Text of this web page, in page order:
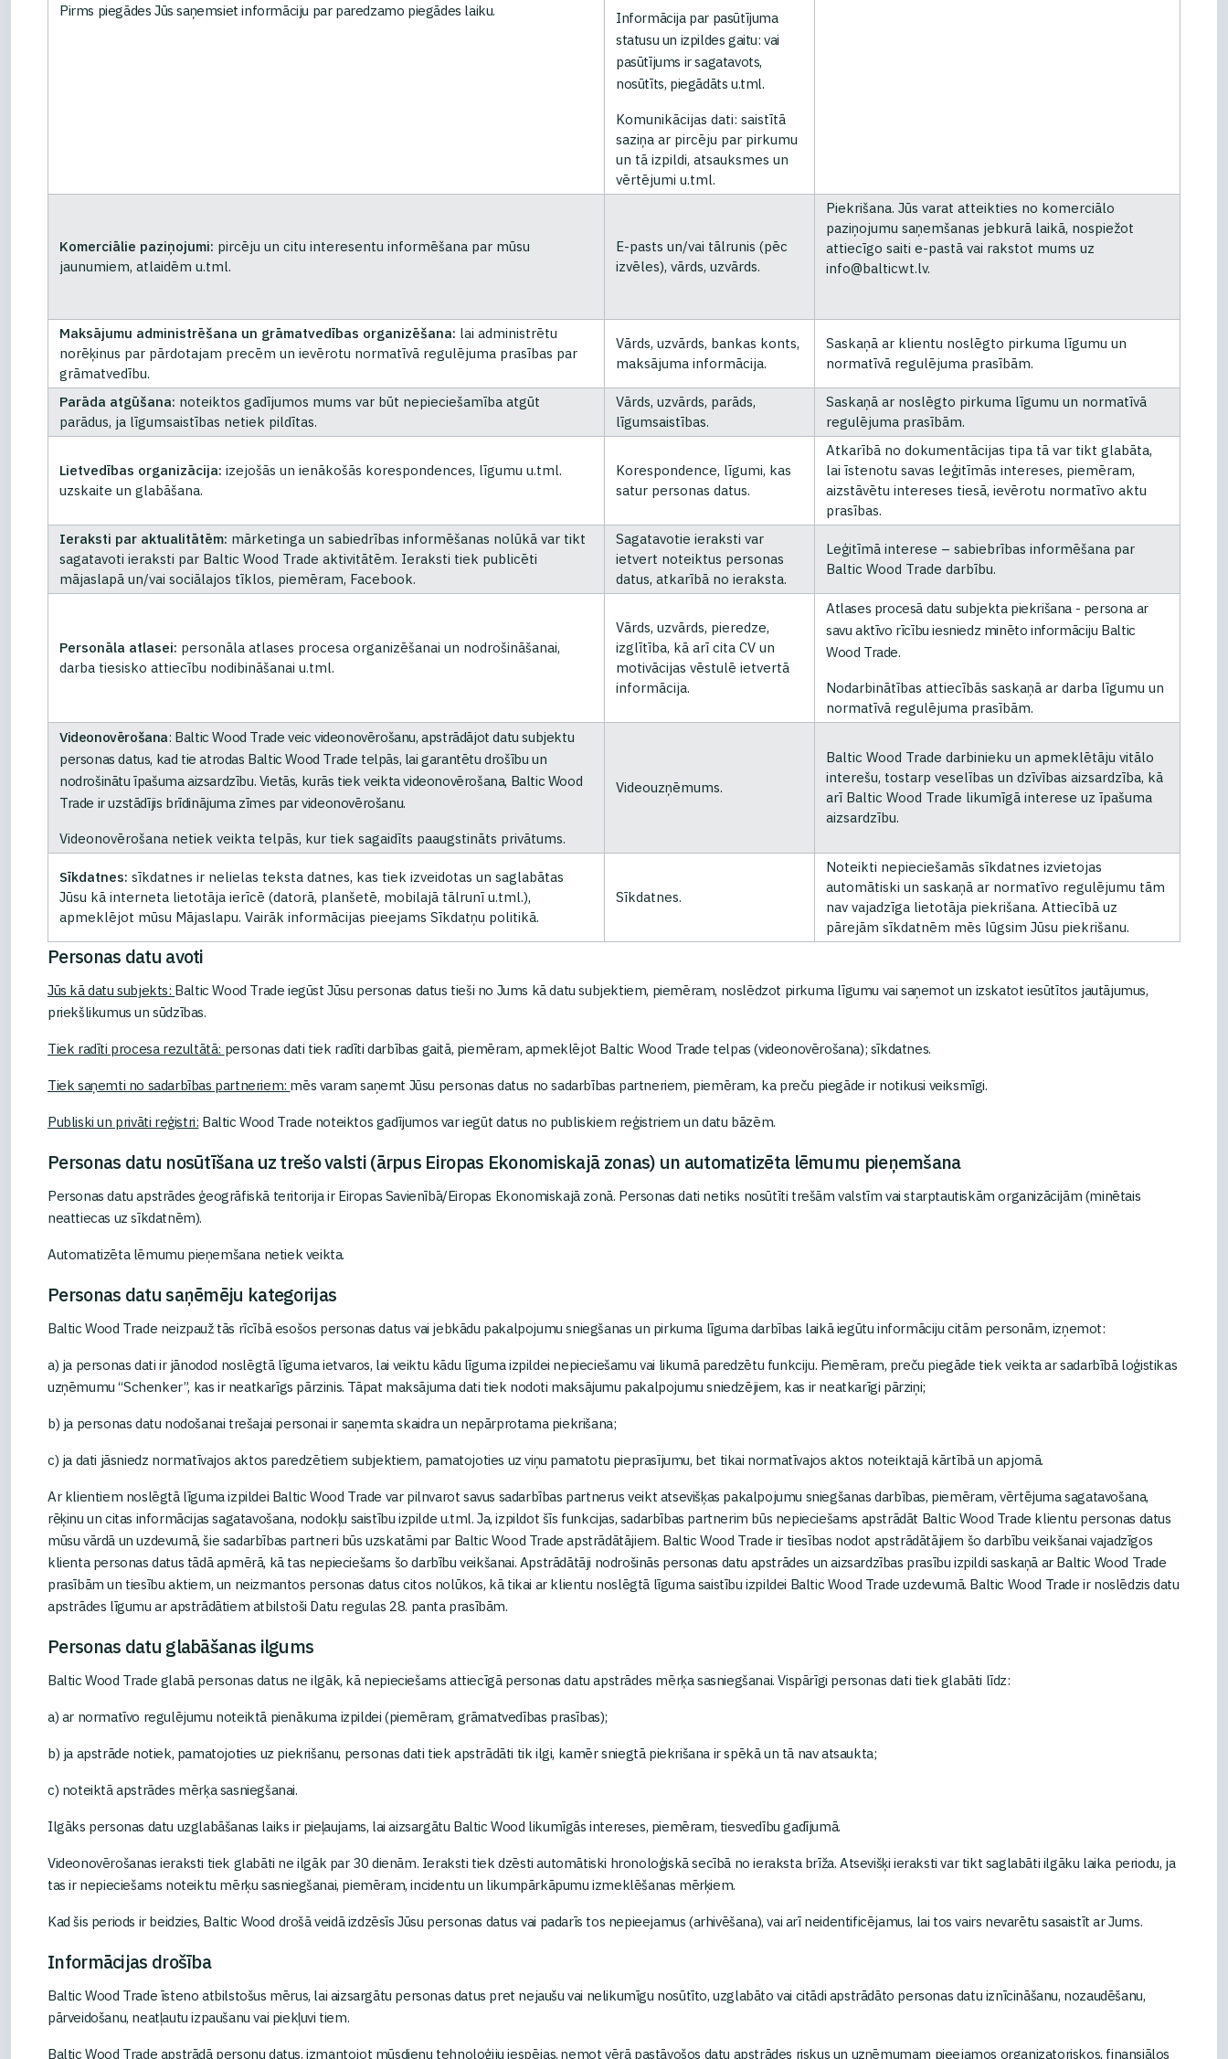
Pirms piegādes Jūs saņemsiet informāciju par paredzamo piegādes laiku.
Informācija par pasūtījuma
statusu un izpildes gaitu: vai
pasūtījums ir sagatavots,
nosūtīts, piegādāts u.tml.
Komunikācijas dati: saistītā
saziņa ar pircēju par pirkumu
un tā izpildi, atsauksmes un
vērtējumi u.tml.
Komerciālie paziņojumi: pircēju un citu interesentu informēšana par mūsu
jaunumiem, atlaidēm u.tml.
E-pasts un/vai tālrunis (pēc
izvēles), vārds, uzvārds.
Piekrišana. Jūs varat atteikties no komerciālo
paziņojumu saņemšanas jebkurā laikā, nospiežot
attiecīgo saiti e-pastā vai rakstot mums uz
info@balticwt.lv.
Maksājumu administrēšana un grāmatvedības organizēšana: lai administrētu
norēķinus par pārdotajam precēm un ievērotu normatīvā regulējuma prasības par
grāmatvedību.
Vārds, uzvārds, bankas konts,
maksājuma informācija.
Saskaņā ar klientu noslēgto pirkuma līgumu un
normatīvā regulējuma prasībām.
Parāda atgūšana: noteiktos gadījumos mums var būt nepieciešamība atgūt
parādus, ja līgumsaistības netiek pildītas.
Vārds, uzvārds, parāds,
līgumsaistības.
Saskaņā ar noslēgto pirkuma līgumu un normatīvā
regulējuma prasībām.
Lietvedības organizācija: izejošās un ienākošās korespondences, līgumu u.tml.
uzskaite un glabāšana.
Korespondence, līgumi, kas
satur personas datus.
Atkarībā no dokumentācijas tipa tā var tikt glabāta,
lai īstenotu savas leģitīmās intereses, piemēram,
aizstāvētu intereses tiesā, ievērotu normatīvo aktu
prasības.
Ieraksti par aktualitātēm: mārketinga un sabiedrības informēšanas nolūkā var tikt
sagatavoti ieraksti par Baltic Wood Trade aktivitātēm. Ieraksti tiek publicēti
mājaslapā un/vai sociālajos tīklos, piemēram, Facebook.
Sagatavotie ieraksti var
ietvert noteiktus personas
datus, atkarībā no ieraksta.
Leģitīmā interese – sabiebrības informēšana par
Baltic Wood Trade darbību.
Personāla atlasei: personāla atlases procesa organizēšanai un nodrošināšanai,
darba tiesisko attiecību nodibināšanai u.tml.
Vārds, uzvārds, pieredze,
izglītība, kā arī cita CV un
motivācijas vēstulē ietvertā
informācija.
Atlases procesā datu subjekta piekrišana - persona ar
savu aktīvo rīcību iesniedz minēto informāciju Baltic
Wood Trade.
Nodarbinātības attiecībās saskaņā ar darba līgumu un
normatīvā regulējuma prasībām.
Videonovērošana: Baltic Wood Trade veic videonovērošanu, apstrādājot datu subjektu
personas datus, kad tie atrodas Baltic Wood Trade telpās, lai garantētu drošību un
nodrošinātu īpašuma aizsardzību. Vietās, kurās tiek veikta videonovērošana, Baltic Wood
Trade ir uzstādījis brīdinājuma zīmes par videonovērošanu.
Videonovērošana netiek veikta telpās, kur tiek sagaidīts paaugstināts privātums.
Videouzņēmums.
Baltic Wood Trade darbinieku un apmeklētāju vitālo
interešu, tostarp veselības un dzīvības aizsardzība, kā
arī Baltic Wood Trade likumīgā interese uz īpašuma
aizsardzību.
Sīkdatnes: sīkdatnes ir nelielas teksta datnes, kas tiek izveidotas un saglabātas
Jūsu kā interneta lietotāja ierīcē (datorā, planšetē, mobilajā tālrunī u.tml.),
apmeklējot mūsu Mājaslapu. Vairāk informācijas pieejams Sīkdatņu politikā.
Sīkdatnes.
Noteikti nepieciešamās sīkdatnes izvietojas
automātiski un saskaņā ar normatīvo regulējumu tām
nav vajadzīga lietotāja piekrišana. Attiecībā uz
pārejām sīkdatnēm mēs lūgsim Jūsu piekrišanu.
Personas datu avoti
Jūs kā datu subjekts: Baltic Wood Trade iegūst Jūsu personas datus tieši no Jums kā datu subjektiem, piemēram, noslēdzot pirkuma līgumu vai saņemot un izskatot iesūtītos jautājumus,
priekšlikumus un sūdzības.
Tiek radīti procesa rezultātā: personas dati tiek radīti darbības gaitā, piemēram, apmeklējot Baltic Wood Trade telpas (videonovērošana); sīkdatnes.
Tiek saņemti no sadarbības partneriem: mēs varam saņemt Jūsu personas datus no sadarbības partneriem, piemēram, ka preču piegāde ir notikusi veiksmīgi.
Publiski un privāti reģistri: Baltic Wood Trade noteiktos gadījumos var iegūt datus no publiskiem reģistriem un datu bāzēm.
Personas datu nosūtīšana uz trešo valsti (ārpus Eiropas Ekonomiskajā zonas) un automatizēta lēmumu pieņemšana
Personas datu apstrādes ģeogrāfiskā teritorija ir Eiropas Savienībā/Eiropas Ekonomiskajā zonā. Personas dati netiks nosūtīti trešām valstīm vai starptautiskām organizācijām (minētais
neattiecas uz sīkdatnēm).
Automatizēta lēmumu pieņemšana netiek veikta.
Personas datu saņēmēju kategorijas
Baltic Wood Trade neizpauž tās rīcībā esošos personas datus vai jebkādu pakalpojumu sniegšanas un pirkuma līguma darbības laikā iegūtu informāciju citām personām, izņemot:
a) ja personas dati ir jānodod noslēgtā līguma ietvaros, lai veiktu kādu līguma izpildei nepieciešamu vai likumā paredzētu funkciju. Piemēram, preču piegāde tiek veikta ar sadarbībā loģistikas
uzņēmumu “Schenker”, kas ir neatkarīgs pārzinis. Tāpat maksājuma dati tiek nodoti maksājumu pakalpojumu sniedzējiem, kas ir neatkarīgi pārziņi;
b) ja personas datu nodošanai trešajai personai ir saņemta skaidra un nepārprotama piekrišana;
c) ja dati jāsniedz normatīvajos aktos paredzētiem subjektiem, pamatojoties uz viņu pamatotu pieprasījumu, bet tikai normatīvajos aktos noteiktajā kārtībā un apjomā.
Ar klientiem noslēgtā līguma izpildei Baltic Wood Trade var pilnvarot savus sadarbības partnerus veikt atsevišķas pakalpojumu sniegšanas darbības, piemēram, vērtējuma sagatavošana,
rēķinu un citas informācijas sagatavošana, nodokļu saistību izpilde u.tml. Ja, izpildot šīs funkcijas, sadarbības partnerim būs nepieciešams apstrādāt Baltic Wood Trade klientu personas datus
mūsu vārdā un uzdevumā, šie sadarbības partneri būs uzskatāmi par Baltic Wood Trade apstrādātājiem. Baltic Wood Trade ir tiesības nodot apstrādātājiem šo darbību veikšanai vajadzīgos
klienta personas datus tādā apmērā, kā tas nepieciešams šo darbību veikšanai. Apstrādātāji nodrošinās personas datu apstrādes un aizsardzības prasību izpildi saskaņā ar Baltic Wood Trade
prasībām un tiesību aktiem, un neizmantos personas datus citos nolūkos, kā tikai ar klientu noslēgtā līguma saistību izpildei Baltic Wood Trade uzdevumā. Baltic Wood Trade ir noslēdzis datu
apstrādes līgumu ar apstrādātiem atbilstoši Datu regulas 28. panta prasībām.
Personas datu glabāšanas ilgums
Baltic Wood Trade glabā personas datus ne ilgāk, kā nepieciešams attiecīgā personas datu apstrādes mērķa sasniegšanai. Vispārīgi personas dati tiek glabāti līdz:
a) ar normatīvo regulējumu noteiktā pienākuma izpildei (piemēram, grāmatvedības prasības);
b) ja apstrāde notiek, pamatojoties uz piekrišanu, personas dati tiek apstrādāti tik ilgi, kamēr sniegtā piekrišana ir spēkā un tā nav atsaukta;
c) noteiktā apstrādes mērķa sasniegšanai.
Ilgāks personas datu uzglabāšanas laiks ir pieļaujams, lai aizsargātu Baltic Wood likumīgās intereses, piemēram, tiesvedību gadījumā.
Videonovērošanas ieraksti tiek glabāti ne ilgāk par 30 dienām. Ieraksti tiek dzēsti automātiski hronoloģiskā secībā no ieraksta brīža. Atsevišķi ieraksti var tikt saglabāti ilgāku laika periodu, ja
tas ir nepieciešams noteiktu mērķu sasniegšanai, piemēram, incidentu un likumpārkāpumu izmeklēšanas mērķiem.
Kad šis periods ir beidzies, Baltic Wood drošā veidā izdzēsīs Jūsu personas datus vai padarīs tos nepieejamus (arhivēšana), vai arī neidentificējamus, lai tos vairs nevarētu sasaistīt ar Jums.
Informācijas drošība
Baltic Wood Trade īsteno atbilstošus mērus, lai aizsargātu personas datus pret nejaušu vai nelikumīgu nosūtīto, uzglabāto vai citādi apstrādāto personas datu iznīcināšanu, nozaudēšanu,
pārveidošanu, neatļautu izpaušanu vai piekļuvi tiem.
Baltic Wood Trade apstrādā personu datus, izmantojot mūsdienu tehnoloģiju iespējas, ņemot vērā pastāvošos datu apstrādes riskus un uzņēmumam pieejamos organizatoriskos, finansiālos